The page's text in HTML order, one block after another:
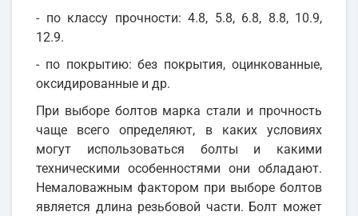
- по классу прочности: 4.8, 5.8, 6.8, 8.8, 10.9,
12.9.
- по покрытию: без покрытия, оцинкованные,
оксидированные и др.
При выборе болтов марка стали и прочность
чаще всего определяют, в каких условиях
могут использоваться болты и какими
техническими особенностями они обладают.
Немаловажным фактором при выборе болтов
является длина резьбовой части. Болт может